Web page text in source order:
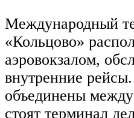
Международный
«Кольцово»
аэровокзалом,
внутренние
объединены
стоят терминал